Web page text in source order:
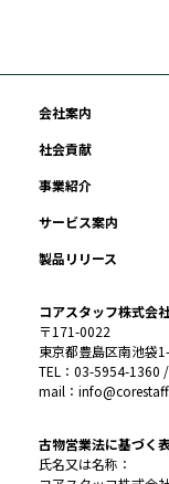
会社案内
社会貢献
事業紹介
サービス案内
製品リリース
コアスタッフ株式会
〒171-0022
東京都豊島区南池袋
TEL：03-5954-1360
mail：
古物営業法に基づく
氏名又は名称：